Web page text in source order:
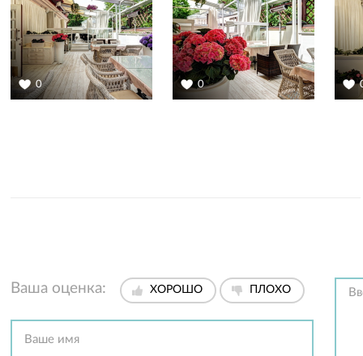
0 0
Ваша оценка: ХОРОШО ПЛОХО